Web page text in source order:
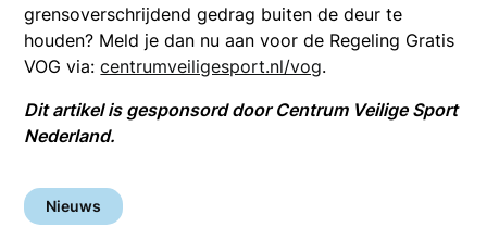
grensoverschrijdend gedrag buiten de deur te
houden? Meld je dan nu aan voor de Regeling Gratis
VOG via:centrumveiligesport.nl/vog.
Dit artikel is gesponsord door Centrum Veilige Sport
Nederland.
Nieuws